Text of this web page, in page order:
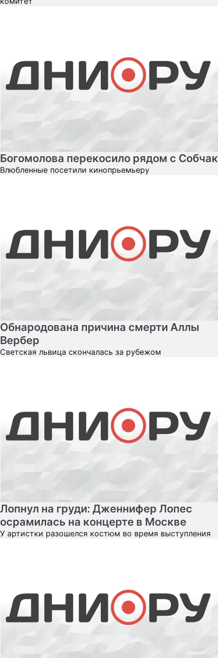
Богомолова перекосило рядом с Собчак
Влюбленные посетили кинопрьемьеру
Обнародована причина смерти Аллы
Вербер
Светская львица скончалась за рубежом
Лопнул на груди: Дженнифер Лопес
осрамилась на концерте в Москве
У артистки разошелся костюм во время выступления